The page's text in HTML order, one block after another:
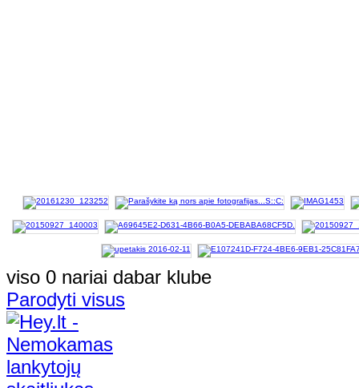
viso 0 nariai dabar klube
Parodyti visus